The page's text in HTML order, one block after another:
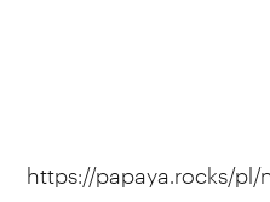
https://papaya.rocks/pl/